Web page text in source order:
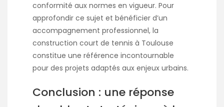
conformité aux normes en vigueur. Pour
approfondir ce sujet et bénéficier d’un
accompagnement professionnel, la
construction court de tennis à Toulouse
constitue une référence incontournable
pour des projets adaptés aux enjeux urbains.
Conclusion : une réponse